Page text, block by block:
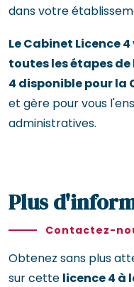
dans votre
Le Cabinet Licence
toutes les étapes
4 disponible pour la
et gère pour vous
administratives.
Plus
Contactez-
Obtenez sans plus
sur cette licence 4 à